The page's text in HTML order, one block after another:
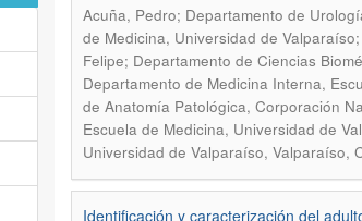
Acuña, Pedro; Departamento de
de Medicina, Universidad de
Felipe; Departamento de Ciencias
Departamento de Medicina Interna,
de Anatomía Patológica, Corporación
Escuela de Medicina, Universidad de
Universidad de Valparaíso, Valparaíso,
Identificación y caracterización del